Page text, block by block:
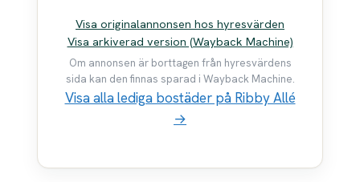
Visa originalannonsen hos hyresvärden
Visa arkiverad version (Wayback Machine)
Om annonsen är borttagen från hyresvärdens
sida kan den finnas sparad i Wayback Machine.
Visa alla lediga bostäder på Ribby Allé
→